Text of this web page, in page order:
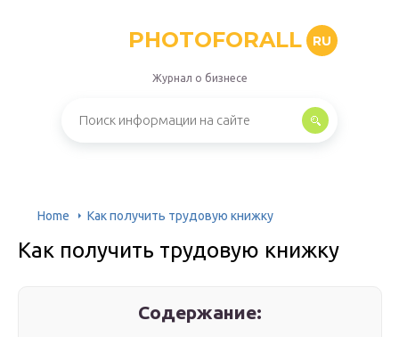
PHOTOFORALL RU
Журнал о бизнесе
Home Как получить трудовую книжку
Как получить трудовую книжку
Содержание: